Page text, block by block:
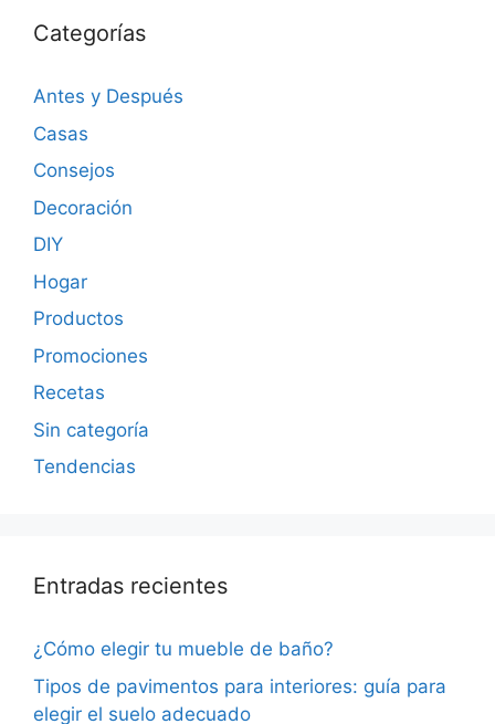
Categorías
Antes y Después
Casas
Consejos
Decoración
DIY
Hogar
Productos
Promociones
Recetas
Sin categoría
Tendencias
Entradas recientes
¿Cómo elegir tu mueble de baño?
Tipos de pavimentos para interiores: guía para
elegir el suelo adecuado